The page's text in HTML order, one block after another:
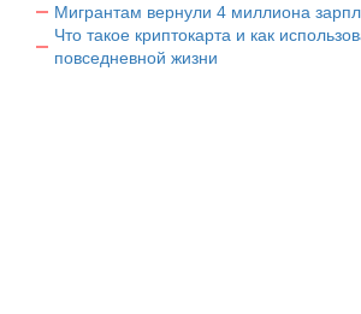
Мигрантам вернули 4 миллиона
Что такое криптокарта и как
повседневной жизни